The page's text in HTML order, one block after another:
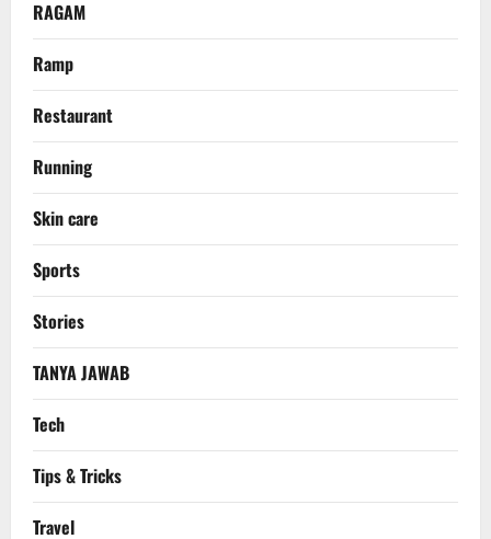
RAGAM
Ramp
Restaurant
Running
Skin care
Sports
Stories
TANYA JAWAB
Tech
Tips & Tricks
Travel